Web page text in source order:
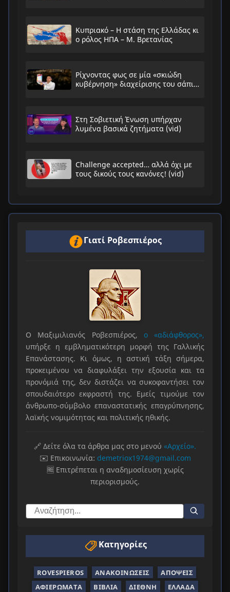
Κυπριακό – Η στάση της Ελλάδας κι
ο ρόλος ΗΠΑ – Μ. Βρετανίας
Ρίχνοντας φως σε μία «σκιώδη
κυβέρνηση» διαχείρισης του σάπιου
Στη Σοβιετική Ένωση υπήρχαν
λυμένα βασικά ζητήματα (vid)
Challenge accepted… αλλά όχι με
τους δικούς τους κανόνες! (vid)
Γιατί Ροβεσπιέρος
Ο Μαξιμιλιανός Ροβεσπιέρος, ο «αδιάφθορος»,
υπήρξε η εμβληματικότερη μορφή της Γαλλικής
Επανάστασης. Κι όμως, η αστική τάξη σήμερα,
προκειμένου να διαφυλάξει την εξουσία και τα
προνόμιά της, δεν διστάζει να συκοφαντήσει τον
σπουδαιότερο εκφραστή της. Εμείς τιμούμε τον
άνθρωπο-σύμβολο επαναστατικής επαγρύπνησης,
λαϊκής νομιμότητας και πολιτικής ηθικής.
🔗 Δείτε όλα τα άρθρα μας στο μενού «Αρχείο».
✉️ Επικοινωνία: demetriox1974@gmail.com
🆓 Επιτρέπεται η αναδημοσίευση χωρίς
περιορισμούς.
Κατηγορίες
ROVESPIEROS ΑΝΑΚΟΙΝΏΣΕΙΣ
ΑΠΌΨΕΙΣ
ΑΦΙΕΡΏΜΑΤΑ
ΒΙΒΛΊΑ ΔΙΕΘΝΉ
ΕΛΛΆΔΑ